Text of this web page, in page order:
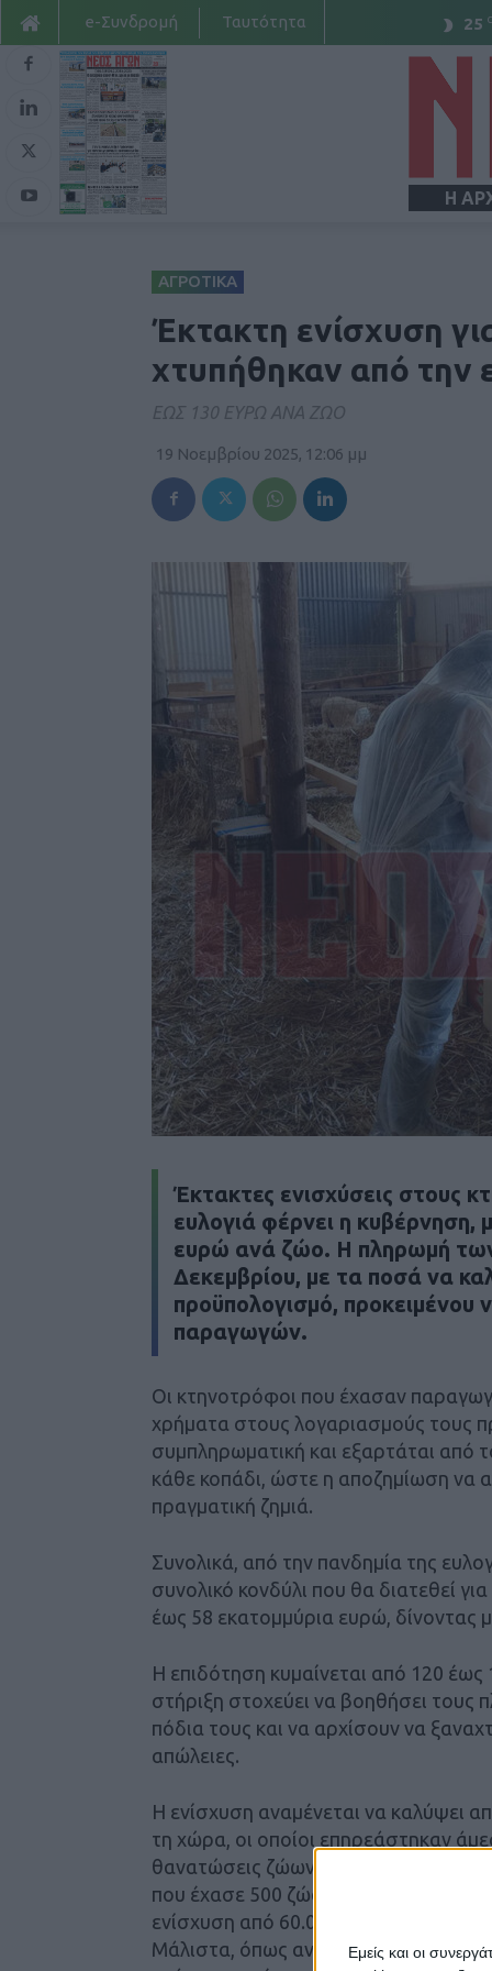
Εμείς και οι
25 C
e-Συνδρομή Ταυτότητα
Η
ΑΓΡΟΤΙΚΑ
Έκτακτη ενίσχυση
χτυπήθηκαν από την
ΕΩΣ 130 ΕΥΡΩ ΑΝΑ ΖΩΟ
19 Νοεμβρίου 2025, 12:06 μμ
Έκτακτες ενισχύσεις στους
ευλογιά φέρνει η κυβέρνηση,
ευρώ ανά ζώο. Η πληρωμή
Δεκεμβρίου, με τα ποσά να
προϋπολογισμό, προκειμένου
παραγωγών.
Οι κτηνοτρόφοι που έχασαν
χρήματα στους λογαριασμούς τους
συμπληρωματική και εξαρτάται
κάθε κοπάδι, ώστε η αποζημίωση να
πραγματική ζημιά.
Συνολικά, από την πανδημία της
συνολικό κονδύλι που θα διατεθεί
έως 58 εκατομμύρια ευρώ, δίνοντας
Η επιδότηση κυμαίνεται από 120
στήριξη στοχεύει να βοηθήσει
πόδια τους και να αρχίσουν να
απώλειες.
Η ενίσχυση αναμένεται να καλύψει
τη χώρα, οι οποίοι επηρεάστηκαν
θανατώσεις ζώων. Ενδεικτικό της
που έχασε 500 ζώα από το κοπάδι
ενίσχυση από 60.000 έως 65.000 ευρώ.
Μάλιστα, όπως ανακοίνωσε ο